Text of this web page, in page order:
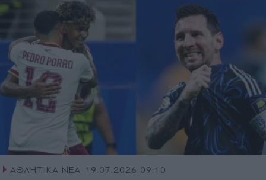
ΑΘΛΗΤΙΚΑ ΝΕΑ 19.07.2026 09:10